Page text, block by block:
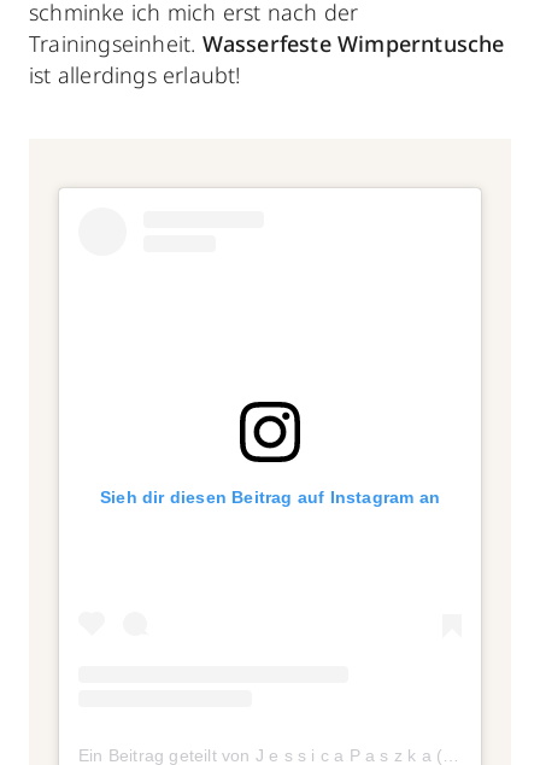
schminke ich mich erst nach der
Trainingseinheit. Wasserfeste Wimperntusche
ist allerdings erlaubt!
Sieh dir diesen Beitrag auf Instagram an